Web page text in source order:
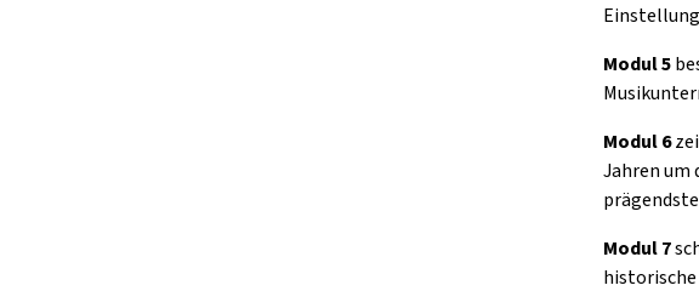
Modul 5
Modul 6
Jahren um
Modul 7